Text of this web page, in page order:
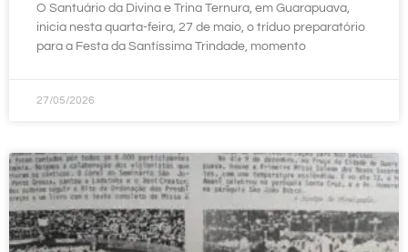
O Santuário da Divina e Trina Ternura, em Guarapuava,
inicia nesta quarta-feira, 27 de maio, o tríduo preparatório
para a Festa da Santíssima Trindade, momento
27/05/2026